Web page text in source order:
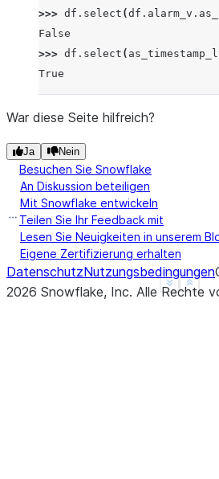
>>> df . select (df . alarm_v . as_
False
>>> df . select (
True
See more
War diese Seite hilfreich?
Ja Nein
Besuchen Sie Snowflake
An Diskussion beteiligen
Mit Snowflake entwickeln
Teilen Sie Ihr Feedback mit
Lesen Sie Neuigkeiten in unserem
Eigene Zertifizierung erhalten
DatenschutzNutzungsbedingungen
2026 Snowflake, Inc. Alle Rechte